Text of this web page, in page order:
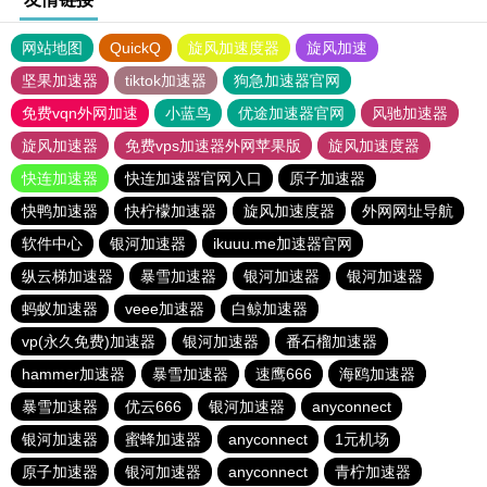
网站地图 QuickQ 旋风加速度器
旋风加速
坚果加速器
tiktok加速器
狗急加速器官网
免费vqn外网加速
小蓝鸟 优途加速器官网
风驰加速器
旋风加速器
免费vps加速器外网苹果版
旋风加速度器
快连加速器
快连加速器官网入口
原子加速器
快鸭加速器
快柠檬加速器 旋风加速度器
外网网址导航
软件中心
银河加速器
ikuuu.me加速器官网
纵云梯加速器
暴雪加速器 银河加速器
银河加速器
蚂蚁加速器
veee加速器
白鲸加速器
vp(永久免费)加速器
银河加速器
番石榴加速器
hammer加速器
暴雪加速器 速鹰666
海鸥加速器
暴雪加速器
优云666 银河加速器
anyconnect
银河加速器
蜜蜂加速器 anyconnect
1元机场
原子加速器
银河加速器 anyconnect 青柠加速器